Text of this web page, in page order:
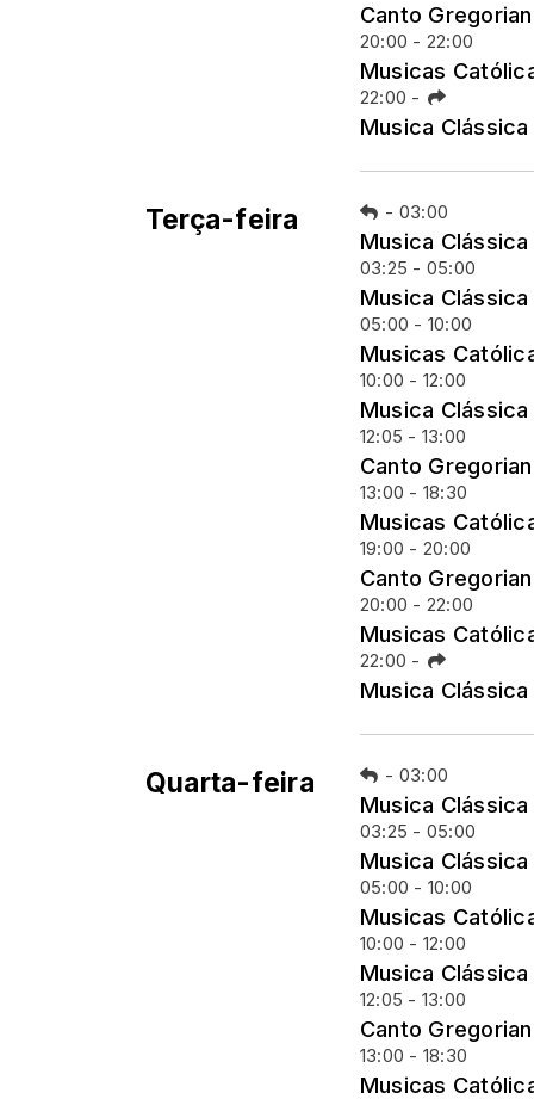
Canto
20:00 - 22:00
Musicas
22:00 -
Musica Clássica
Terça-feira - 03:00
Musica Clássica
03:25 - 05:00
Musica Clássica
05:00 - 10:00
Musicas
10:00 - 12:00
Musica Clássica
12:05 - 13:00
Canto
13:00 - 18:30
Musicas
19:00 - 20:00
Canto
20:00 - 22:00
Musicas
22:00 -
Musica Clássica
Quarta-feira - 03:00
Musica Clássica
03:25 - 05:00
Musica Clássica
05:00 - 10:00
Musicas
10:00 - 12:00
Musica Clássica
12:05 - 13:00
Canto
13:00 - 18:30
Musicas